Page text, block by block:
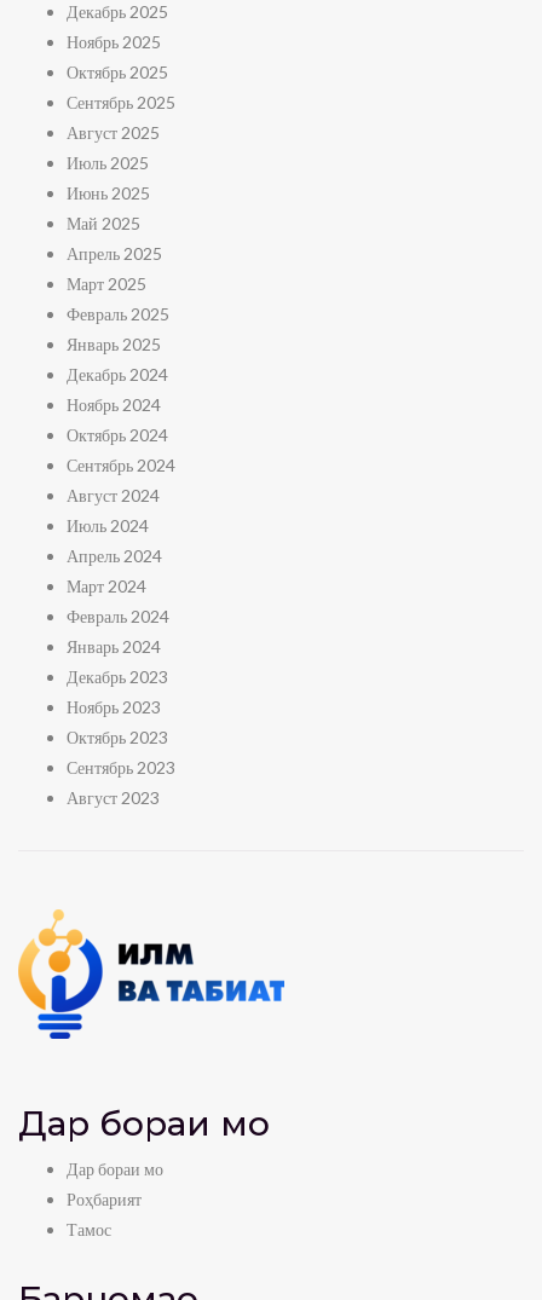
Декабрь 2025
Ноябрь 2025
Октябрь 2025
Сентябрь 2025
Август 2025
Июль 2025
Июнь 2025
Май 2025
Апрель 2025
Март 2025
Февраль 2025
Январь 2025
Декабрь 2024
Ноябрь 2024
Октябрь 2024
Сентябрь 2024
Август 2024
Июль 2024
Апрель 2024
Март 2024
Февраль 2024
Январь 2024
Декабрь 2023
Ноябрь 2023
Октябрь 2023
Сентябрь 2023
Август 2023
Дар бораи мо
Дар бораи мо
Роҳбарият
Тамос